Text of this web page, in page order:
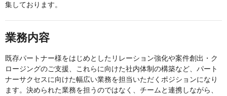
集しております。
業務内容
既存パートナー様をはじめとしたリレーション強化や案件創出・ク
ロージングのご支援、これらに向けた社内体制の構築など、パート
ナーサクセスに向けた幅広い業務を担当いただくポジションになり
ます。決められた業務を担うのではなく、チームと連携しながら、